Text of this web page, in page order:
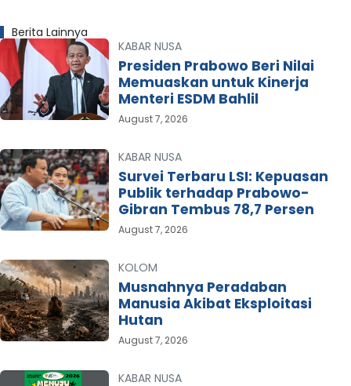
Berita Lainnya
KABAR NUSA
Presiden Prabowo Beri Nilai
Memuaskan untuk Kinerja
Menteri ESDM Bahlil
August 7, 2026
KABAR NUSA
Survei Terbaru LSI: Kepuasan
Publik terhadap Prabowo-
Gibran Tembus 78,7 Persen
August 7, 2026
KOLOM
Musnahnya Peradaban
Manusia Akibat Eksploitasi
Hutan
August 7, 2026
KABAR NUSA